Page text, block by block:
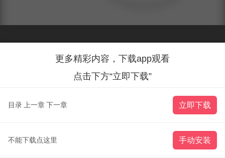
更多精彩内容，下载app观看
点击下方“立即下载”
目录 上一章下一章 立即下载
不能下载点这里 手动安装